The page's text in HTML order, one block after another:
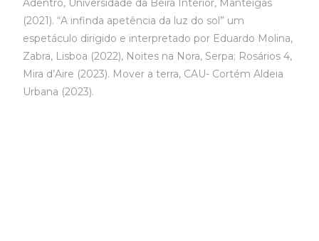
Adentro, Universidade da Beira Interior, Manteigas
(2021). “A infinda apetência da luz do sol” um
espetáculo dirigido e interpretado por Eduardo Molina,
Zabra, Lisboa (2022), Noites na Nora, Serpa; Rosários 4,
Mira d’Aire (2023). Mover a terra, CAU- Cortém Aldeia
Urbana (2023).